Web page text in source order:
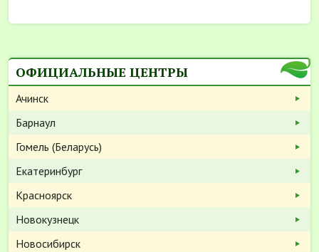
ОФИЦИАЛЬНЫЕ ЦЕНТРЫ
Ачинск
Барнаул
Гомель (Беларусь)
Екатеринбург
Красноярск
Новокузнецк
Новосибирск